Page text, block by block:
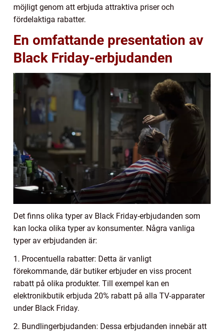
möjligt genom att erbjuda attraktiva priser och
fördelaktiga rabatter.
En omfattande presentation av
Black Friday-erbjudanden
Det finns olika typer av Black Friday-erbjudanden som
kan locka olika typer av konsumenter. Några vanliga
typer av erbjudanden är:
1. Procentuella rabatter: Detta är vanligt
förekommande, där butiker erbjuder en viss procent
rabatt på olika produkter. Till exempel kan en
elektronikbutik erbjuda 20% rabatt på alla TV-apparater
under Black Friday.
2. Bundlingerbjudanden: Dessa erbjudanden innebär att